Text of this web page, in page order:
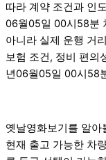
따라 계약 조건과 인
06월05일 00시58분
아니라 실제 운행 거
보험 조건, 정비 편의
년06월05일 00시58
옛날영화보기를 알
현재 출고 가능한 차